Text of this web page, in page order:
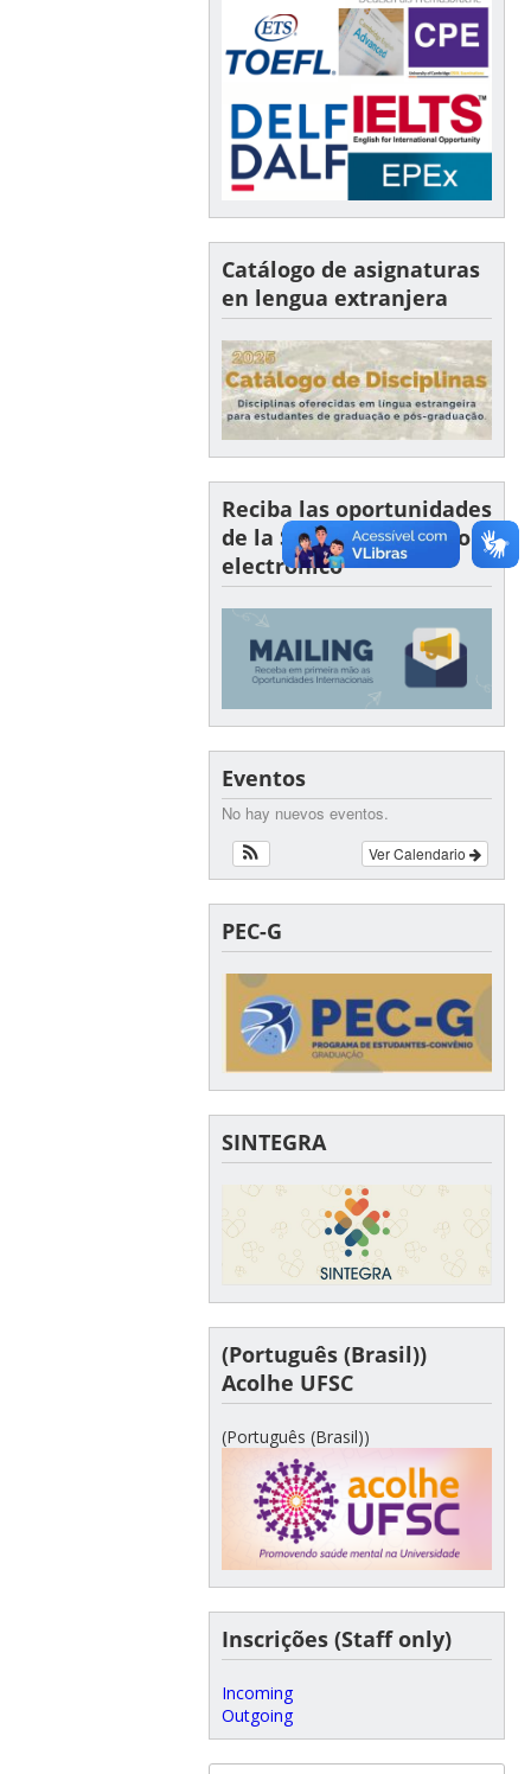
Catálogo de asignaturas
en lengua extranjera
Reciba las oportunidades
de la SINTER por correo
electrónico
Eventos
No hay nuevos eventos.
Ver Calendario
PEC-G
SINTEGRA
(Português (Brasil))
Acolhe UFSC
(Português (Brasil))
Inscrições (Staff only)
Incoming
Outgoing